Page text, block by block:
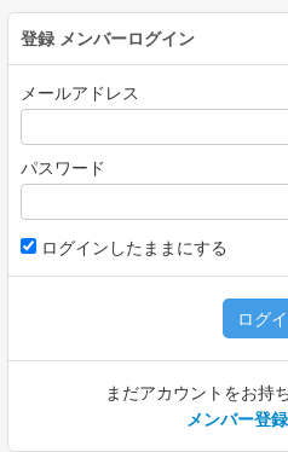
登録 メンバーログイン
メールアドレス
パスワード
ログインしたままにする
ログ
まだアカウントをお持
メンバー登